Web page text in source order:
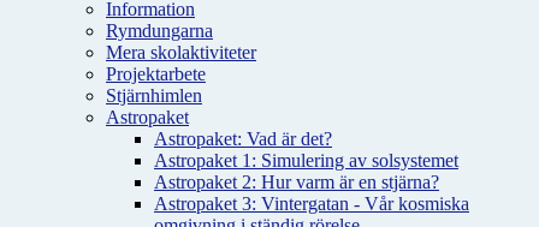
Information
Rymdungarna
Mera skolaktiviteter
Projektarbete
Stjärnhimlen
Astropaket
Astropaket: Vad är det?
Astropaket 1: Simulering av solsystemet
Astropaket 2: Hur varm är en stjärna?
Astropaket 3: Vintergatan - Vår kosmiska